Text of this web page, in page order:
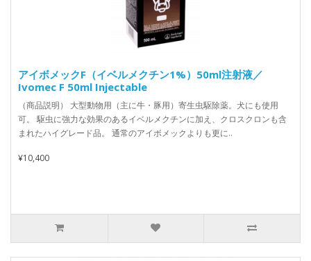
アイボメックF（イベルメクチン1%）50ml注射液／
Ivomec F 50ml Injectable
（商品説明） 大型動物用（主に牛・豚用）寄生虫駆除薬。犬にも使用
可。 駆虫に強力な効果のあるイベルメクチンに加え、クロスクロンも含
まれたハイグレード品。 通常のアイボメックよりも更に..
¥10,400